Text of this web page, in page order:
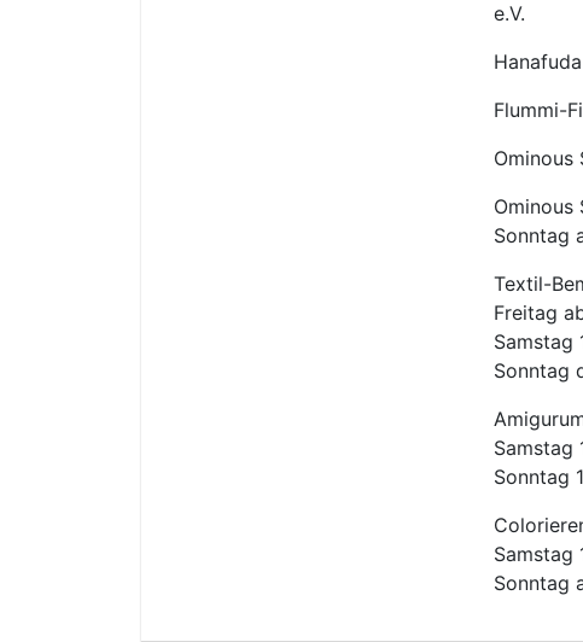
e.V.
Flummi-
Ominous
Ominous
Sonntag
Textil-
Freitag
Samstag
Sonntag
Samstag
Sonntag
Samstag
Sonntag